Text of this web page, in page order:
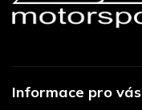
Informace pro vás